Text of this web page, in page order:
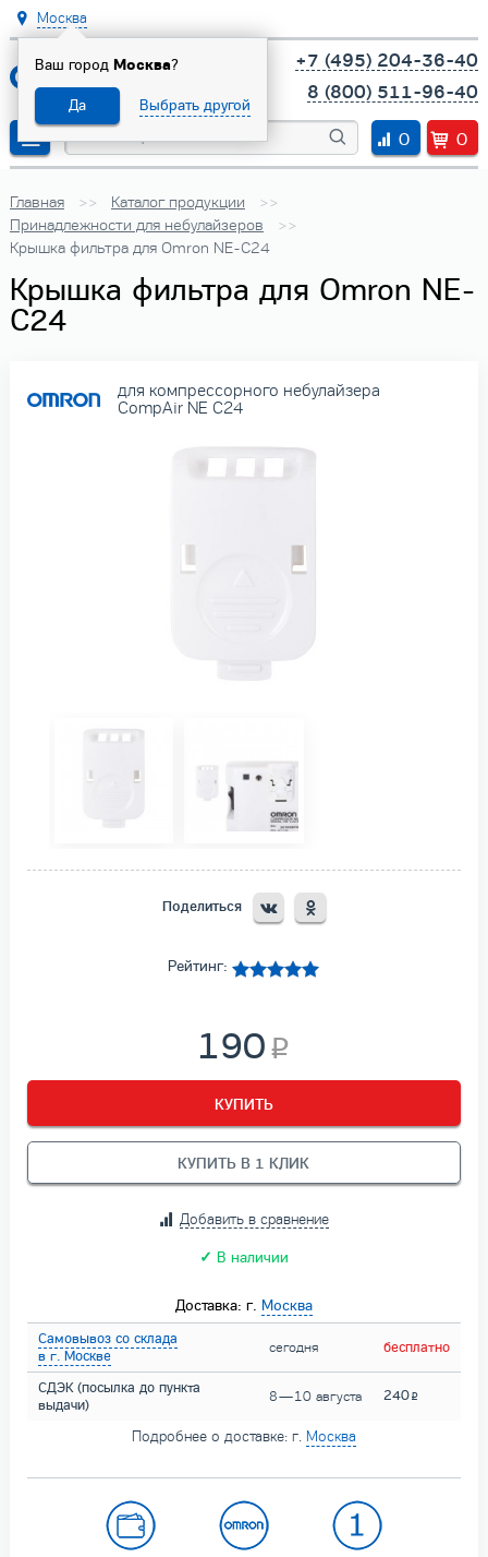
Москва
Ваш город Москва?
Да Выбрать другой
+7 (495) 204-36-40
8 (800) 511-96-40
0
0
Главная
Каталог продукции
Принадлежности для небулайзеров
Крышка фильтра для Omron NE-C24
Крышка фильтра для Omron NE-
C24
для компрессорного небулайзера
CompAir NE C24
Поделиться
Рейтинг:
190
КУПИТЬ
КУПИТЬ В 1 КЛИК
Добавить в сравнение
✓ В наличии
Доставка: г. Москва
Самовывоз со склада
в г. Москве
сегодня бесплатно
СДЭК (посылка до пункта
выдачи)
8 — 10 августа 240
Подробнее о доставке: г. Москва